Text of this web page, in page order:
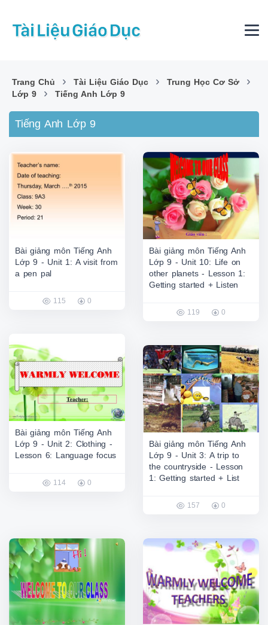
Trang Chủ › Tài Liệu Giáo Dục › Trung Học Cơ Sở ›
Lớp 9 › Tiếng Anh Lớp 9
Tiếng Anh Lớp 9
Bài giảng môn Tiếng Anh
Lớp 9 - Unit 1: A visit from
a pen pal
115 0
Bài giảng môn Tiếng Anh
Lớp 9 - Unit 10: Life on
other planets - Lesson 1:
Getting started + Listen
119 0
Bài giảng môn Tiếng Anh
Lớp 9 - Unit 2: Clothing -
Lesson 6: Language focus
114 0
Bài giảng môn Tiếng Anh
Lớp 9 - Unit 3: A trip to
the countryside - Lesson
1: Getting started + List
157 0